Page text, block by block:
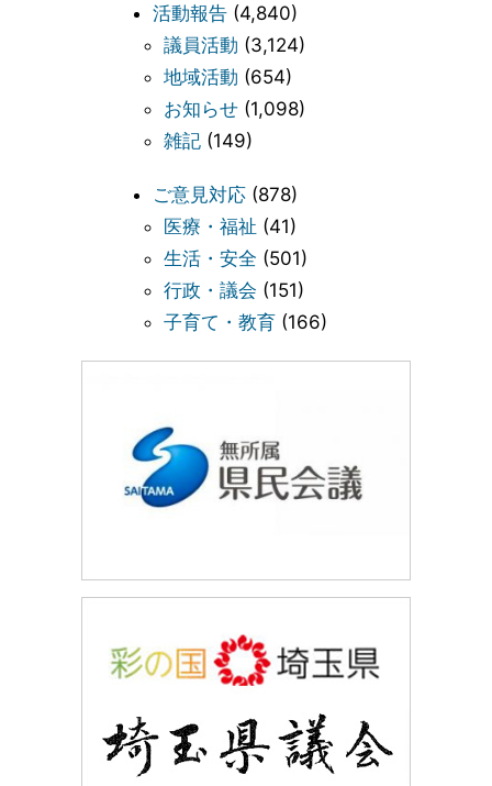
活動報告 (4,840)
議員活動 (3,124)
地域活動 (654)
お知らせ (1,098)
雑記 (149)
ご意見対応 (878)
医療・福祉 (41)
生活・安全 (501)
行政・議会 (151)
子育て・教育 (166)